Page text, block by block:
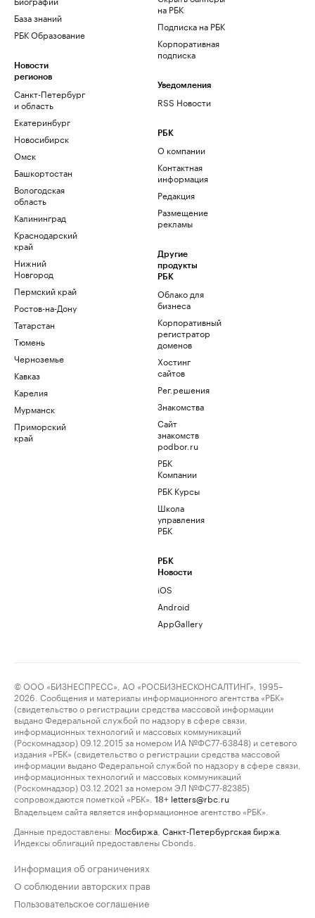
База знаний
РБК Образование
Новости
регионов
Санкт-Петербург
и область
Екатеринбург
Новосибирск
Омск
Башкортостан
Вологодская
область
Калининград
Краснодарский
край
Нижний
Новгород
Пермский край
Ростов-на-Дону
Татарстан
Тюмень
Черноземье
Кавказ
Карелия
Мурманск
Приморский
край
на РБК
Подписка на РБК
Корпоративная
подписка
Уведомления
RSS Новости
РБК
О компании
Контактная
информация
Редакция
Размещение
рекламы
Другие
продукты
РБК
Облако для
бизнеса
Корпоративный
регистратор
доменов
Хостинг
сайтов
Рег.решения
Знакомства
Сайт
знакомств
podbor.ru
РБК
Компании
РБК Курсы
Школа
управления
РБК
РБК
Новости
iOS
Android
AppGallery
© ООО «БИЗНЕСПРЕСС», АО «РОСБИЗНЕСКОНСАЛТИНГ», 1995–
2026. Сообщения и материалы информационного агентства «РБК»
(свидетельство о регистрации средства массовой информации
выдано Федеральной службой по надзору в сфере связи,
информационных технологий и массовых коммуникаций
(Роскомнадзор) 09.12.2015 за номером ИА №ФС77-63848) и сетевого
издания «РБК» (свидетельство о регистрации средства массовой
информации выдано Федеральной службой по надзору в сфере связи,
информационных технологий и массовых коммуникаций
(Роскомнадзор) 03.12.2021 за номером ЭЛ №ФС77-82385)
сопровождаются пометкой «РБК».
18+ letters@rbc.ru
Владельцем сайта является информационное агентство «РБК».
Данные предоставлены: Мосбиржа Санкт-Петербургская биржа
Индексы облигаций предоставлены Cbonds.
Информация об ограничениях
О соблюдении авторских прав
Пользовательское соглашение